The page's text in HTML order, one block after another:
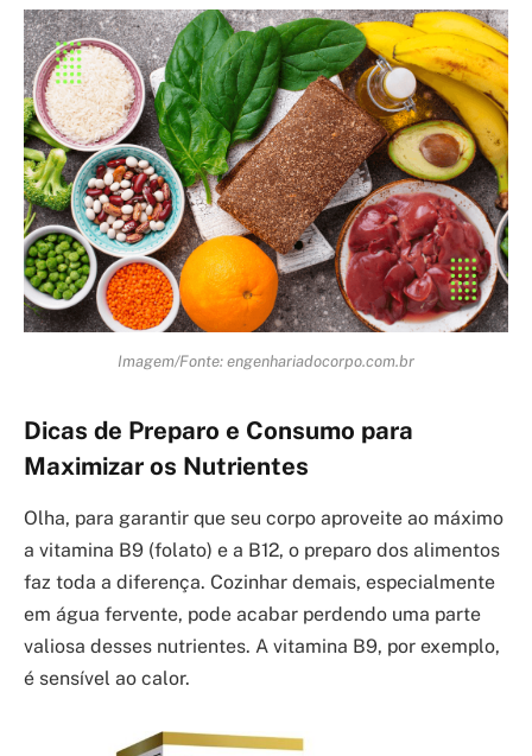
Imagem/Fonte: engenhariadocorpo.com.br
Dicas de Preparo e Consumo para
Maximizar os Nutrientes
Olha, para garantir que seu corpo aproveite ao máximo
a vitamina B9 (folato) e a B12, o preparo dos alimentos
faz toda a diferença. Cozinhar demais, especialmente
em água fervente, pode acabar perdendo uma parte
valiosa desses nutrientes. A vitamina B9, por exemplo,
é sensível ao calor.